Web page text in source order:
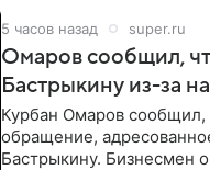
5 часов назад super.ru
Омаров сообщил,
Бастрыкину из-за
Курбан Омаров сообщил,
обращение,
Бастрыкину. Бизнесмен